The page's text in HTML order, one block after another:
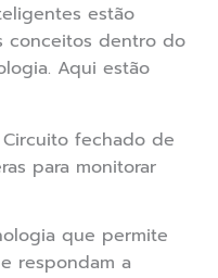
estão
conceitos dentro do
Aqui estão
Circuito fechado de
para monitorar
que permite
respondam a